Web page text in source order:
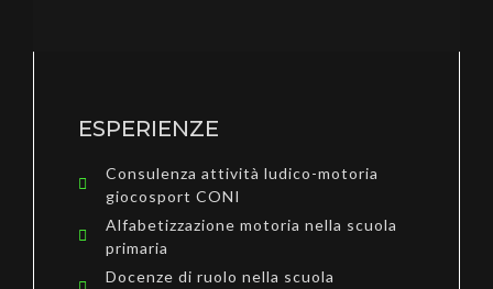
ESPERIENZE
Consulenza attività ludico-motoria
giocosport CONI
Alfabetizzazione motoria nella scuola
primaria
Docenze di ruolo nella scuola